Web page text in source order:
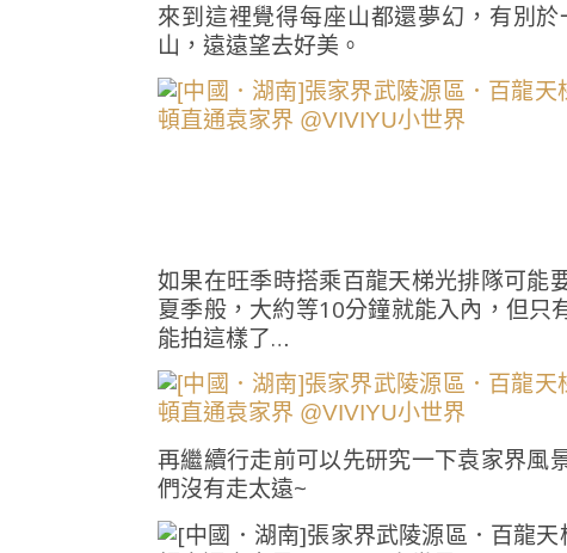
來到這裡覺得每座山都還夢幻，有別
山，遠遠望去好美。
如果在旺季時搭乘百龍天梯光排隊可能
夏季般，大約等10分鐘就能入內，但只
能拍這樣了…
再繼續行走前可以先研究一下袁家界風
們沒有走太遠~